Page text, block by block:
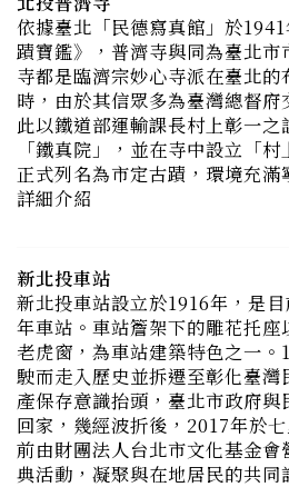
寺都是臨濟宗妙心寺派在臺北的
時，由於其信眾多為臺灣總督
此以鐵道部運輸課長村上彰一
「鐵真院」，並在寺中設立「
正式列名為市定古蹟，環境充滿
詳細介紹
年車站。車站簷架下的雕花托座
老虎窗，為車站建築特色之一
駛而走入歷史並拆遷至彰化臺灣
產保存意識抬頭，臺北市政府
回家，幾經波折後，2017年於
前由財團法人台北市文化基金
典活動，凝聚與在地居民的共
化區。
詳細介紹